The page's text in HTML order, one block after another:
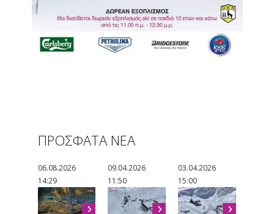
ΠΡΟΣΦΑΤΑ ΝΕΑ
06.08.2026
14:29
09.04.2026
11:50
03.04.2026
15:00